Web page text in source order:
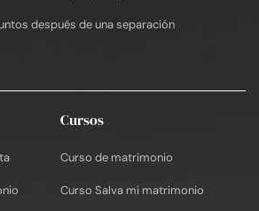
después de una separación
Cursos
Curso de matrimonio
Curso Salva mi matrimonio